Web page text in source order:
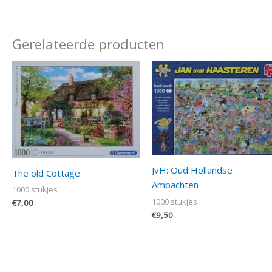
Gerelateerde producten
The old Cottage
1000 stukjes
€7,00
JvH: Oud Hollandse
Ambachten
1000 stukjes
€9,50